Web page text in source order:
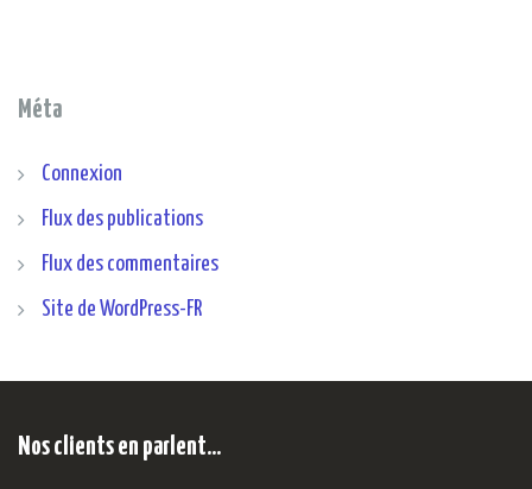
Méta
Connexion
Flux des publications
Flux des commentaires
Site de WordPress-FR
Nos clients en parlent…